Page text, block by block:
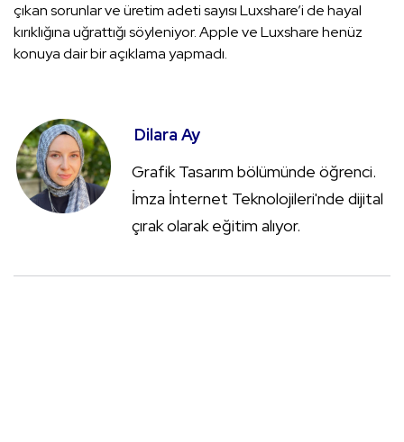
çıkan sorunlar ve üretim adeti sayısı Luxshare’i de hayal
kırıklığına uğrattığı söyleniyor. Apple ve Luxshare henüz
konuya dair bir açıklama yapmadı.
Dilara Ay
Grafik Tasarım bölümünde öğrenci.
İmza İnternet Teknolojileri'nde dijital
çırak olarak eğitim alıyor.